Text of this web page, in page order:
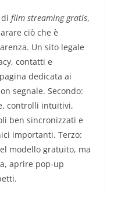
film streaming gratis,
ciò che è
Un sito legale
contatti e
dedicata ai
segnale. Secondo:
controlli intuitivi,
ben sincronizzati e
importanti. Terzo:
modello gratuito, ma
aprire pop-up